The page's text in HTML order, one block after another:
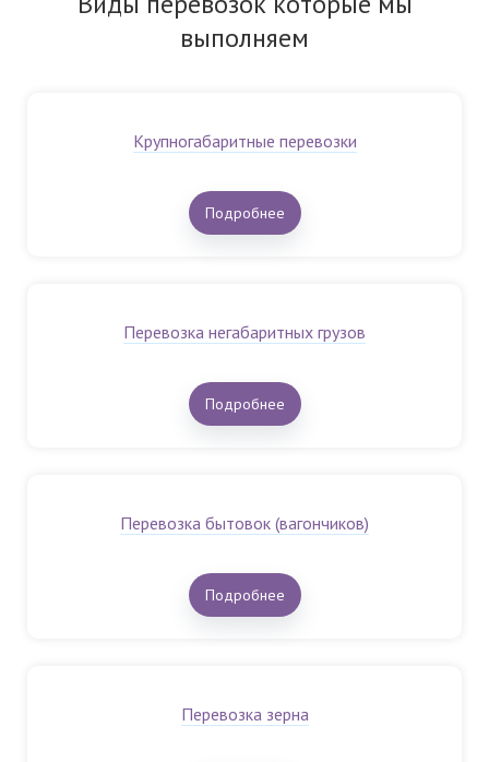
выполняем
Крупногабаритные перевозки
Подробнее
Перевозка негабаритных грузов
Подробнее
Перевозка бытовок (вагончиков)
Подробнее
Перевозка зерна